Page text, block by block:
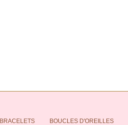
BRACELETS BOUCLES D'OREILLES